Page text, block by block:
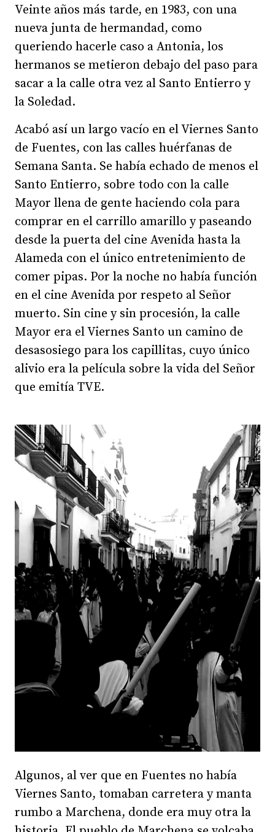
Veinte años más tarde, en 1983, con una
nueva junta de hermandad, como
queriendo hacerle caso a Antonia, los
hermanos se metieron debajo del paso para
sacar a la calle otra vez al Santo Entierro y
la Soledad.
Acabó así un largo vacío en el Viernes Santo
de Fuentes, con las calles huérfanas de
Semana Santa. Se había echado de menos el
Santo Entierro, sobre todo con la calle
Mayor llena de gente haciendo cola para
comprar en el carrillo amarillo y paseando
desde la puerta del cine Avenida hasta la
Alameda con el único entretenimiento de
comer pipas. Por la noche no había función
en el cine Avenida por respeto al Señor
muerto. Sin cine y sin procesión, la calle
Mayor era el Viernes Santo un camino de
desasosiego para los capillitas, cuyo único
alivio era la película sobre la vida del Señor
que emitía TVE.
Algunos, al ver que en Fuentes no había
Viernes Santo, tomaban carretera y manta
rumbo a Marchena, donde era muy otra la